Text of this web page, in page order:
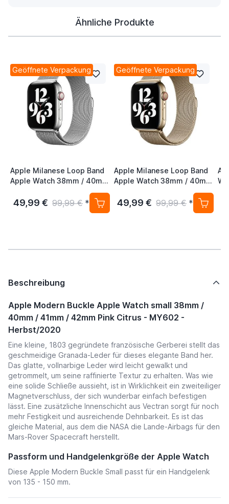
Ähnliche Produkte
Geöffnete Verpackung
Apple Milanese Loop Band
Apple Watch 38mm / 40mm
49,99 € 99,99 € *
Geöffnete Verpackung
Apple Milanese Loop Band
Apple Watch 38mm / 40mm
/ 41mm / 42mm Gold (2nd
Gen)
49,99 € 99,99 € *
Beschreibung
Apple Modern Buckle Apple Watch small 38mm /
40mm / 41mm / 42mm Pink Citrus - MY602 -
Herbst/2020
Eine kleine, 1803 gegründete französische Gerberei stellt das
geschmeidige Granada-Leder für dieses elegante Band her.
Das glatte, vollnarbige Leder wird leicht gewalkt und
getrommelt, um seine raffinierte Textur zu erhalten. Was wie
eine solide Schließe aussieht, ist in Wirklichkeit ein zweiteiliger
Magnetverschluss, der sich wunderbar einfach befestigen
lässt. Eine zusätzliche Innenschicht aus Vectran sorgt für noch
mehr Festigkeit und ausreichende Dehnbarkeit. Es ist das
gleiche Material, aus dem die NASA die Lande-Airbags für den
Mars-Rover Spacecraft herstellt.
Passform und Handgelenkgröße der Apple Watch
Diese Apple Modern Buckle Small passt für ein Handgelenk
von 135 - 150 mm.